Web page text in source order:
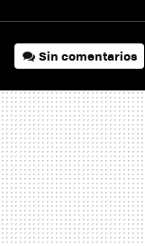
Sin comentarios